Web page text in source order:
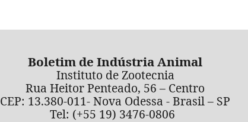
Boletim de Indústria Animal
Instituto de Zootecnia
Rua Heitor Penteado, 56 – Centro
CEP: 13.380-011- Nova Odessa - Brasil – SP
Tel: (+55 19) 3476-0806